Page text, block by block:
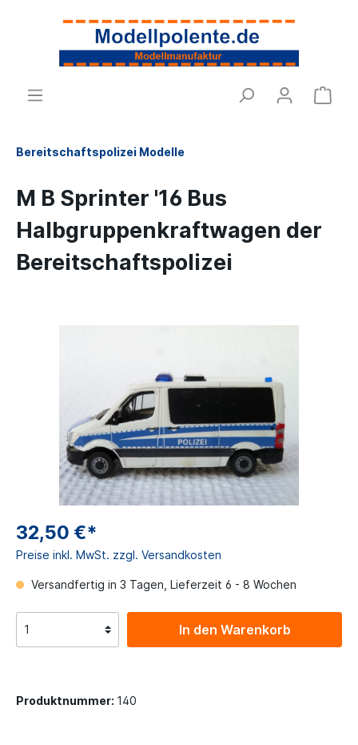
Bereitschaftspolizei Modelle
M B Sprinter '16 Bus
Halbgruppenkraftwagen der
Bereitschaftspolizei
32,50 €*
Preise inkl. MwSt. zzgl. Versandkosten
Versandfertig in 3 Tagen, Lieferzeit 6 - 8 Wochen
In den Warenkorb
Produktnummer: 140